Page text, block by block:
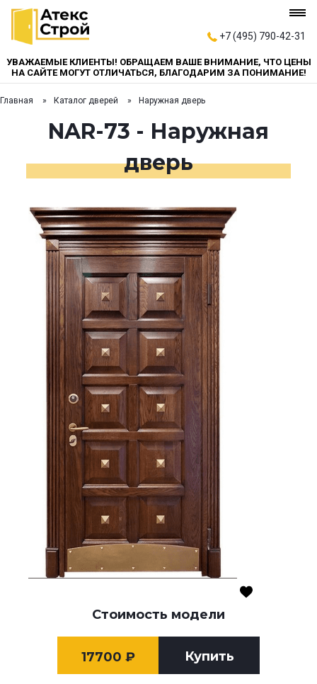
+7 (495) 790-42-31
УВАЖАЕМЫЕ КЛИЕНТЫ! ОБРАЩАЕМ ВАШЕ ВНИМАНИЕ, ЧТО ЦЕНЫ
НА САЙТЕ МОГУТ ОТЛИЧАТЬСЯ, БЛАГОДАРИМ ЗА ПОНИМАНИЕ!
Главная Каталог дверей Наружная дверь
NAR-73 - Наружная
дверь
Стоимость модели
17700 ₽ Купить